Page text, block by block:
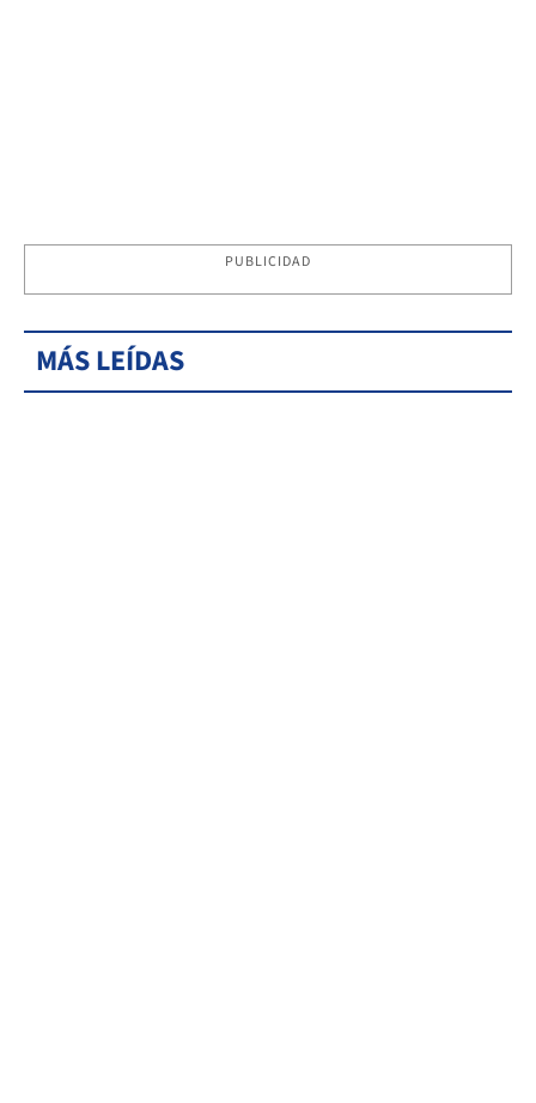
PUBLICIDAD
MÁS LEÍDAS